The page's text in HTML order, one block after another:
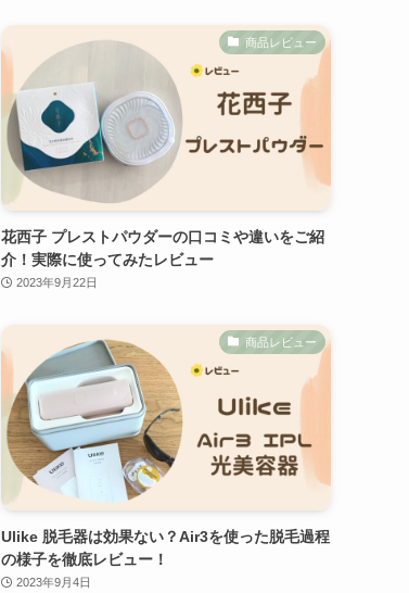
商品レビュー
花西子 プレストパウダーの口コミや違いをご紹
介！実際に使ってみたレビュー
2023年9月22日
商品レビュー
Ulike 脱毛器は効果ない？Air3を使った脱毛過程
の様子を徹底レビュー！
2023年9月4日